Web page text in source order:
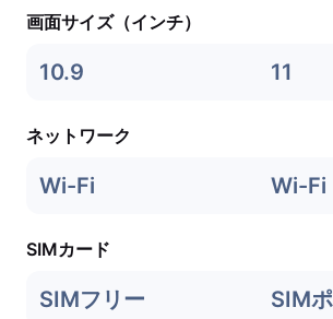
画面サイズ（インチ）
10.9 11
ネットワーク
Wi-Fi Wi-Fi
SIMカード
SIMフリー SIM